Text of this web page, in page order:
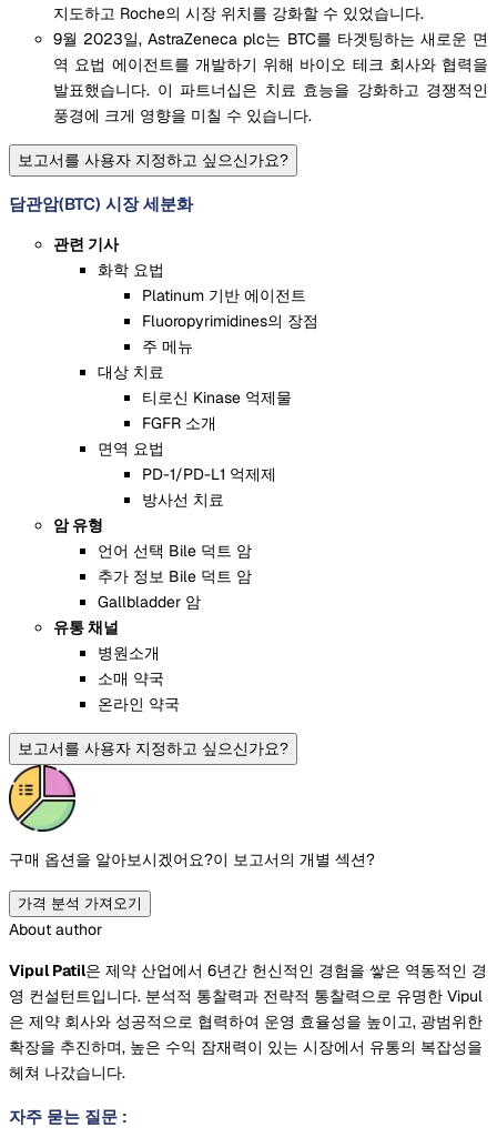
지도하고 Roche의 시장 위치를 강화할 수 있었습니다.
9월 2023일, AstraZeneca plc는 BTC를 타겟팅하는 새로운 면
역 요법 에이전트를 개발하기 위해 바이오 테크 회사와 협력을
발표했습니다. 이 파트너십은 치료 효능을 강화하고 경쟁적인
풍경에 크게 영향을 미칠 수 있습니다.
보고서를 사용자 지정하고 싶으신가요?
담관암(BTC) 시장 세분화
관련 기사
화학 요법
Platinum 기반 에이전트
Fluoropyrimidines의 장점
주 메뉴
대상 치료
티로신 Kinase 억제물
FGFR 소개
면역 요법
PD-1/PD-L1 억제제
방사선 치료
암 유형
언어 선택 Bile 덕트 암
추가 정보 Bile 덕트 암
Gallbladder 암
유통 채널
병원소개
소매 약국
온라인 약국
보고서를 사용자 지정하고 싶으신가요?
구매 옵션을 알아보시겠어요?이 보고서의 개별 섹션?
가격 분석 가져오기
About author
Vipul Patil은 제약 산업에서 6년간 헌신적인 경험을 쌓은 역동적인 경
영 컨설턴트입니다. 분석적 통찰력과 전략적 통찰력으로 유명한 Vipul
은 제약 회사와 성공적으로 협력하여 운영 효율성을 높이고, 광범위한
확장을 추진하며, 높은 수익 잠재력이 있는 시장에서 유통의 복잡성을
헤쳐 나갔습니다.
자주 묻는 질문 :